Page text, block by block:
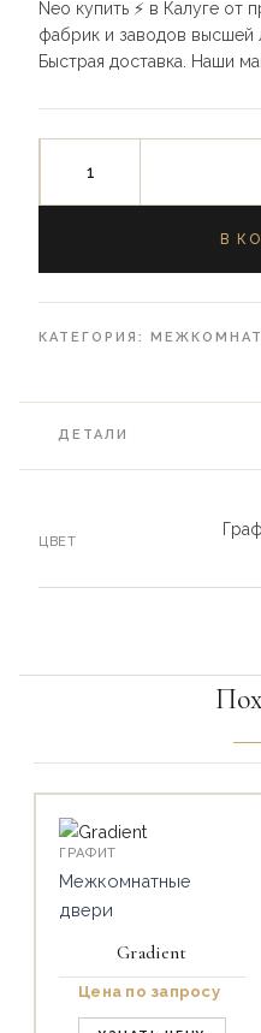
Neo купить ⚡️ в Калуге
фабрик и заводов высшей
Быстрая доставка. Наши
В
КАТЕГОРИЯ:
ДЕТАЛИ
ЦВЕТ
ГРАФИТ
Межкомнатные
двери
Gradient
Цена по запросу